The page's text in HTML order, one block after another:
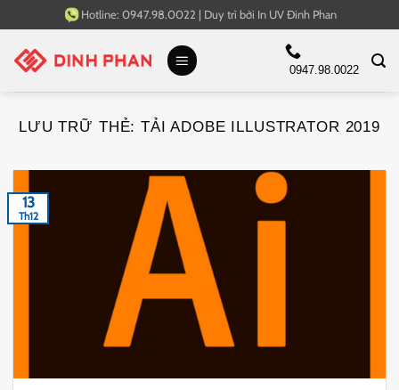
qua
nội
Hotline: 0947.98.0022 | Duy trì bởi In UV Đinh Phan
0947.98.0022
LƯU TRỮ THẺ:TẢI ADOBE ILLUSTRATOR 2019
13
Th12